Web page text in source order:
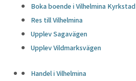
Boka boende i Vilhelmina Kyrkstad
Res till Vilhelmina
Upplev Sagavägen
Upplev Vildmarksvägen
Handel i Vilhelmina